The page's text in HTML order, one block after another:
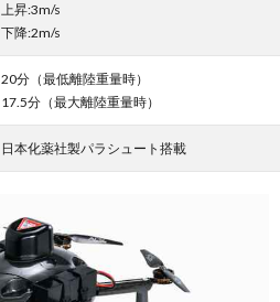
上昇:3m/s
下降:2m/s
20分（最低離陸重量時）
17.5分（最大離陸重量時）
日本化薬社製パラシュート搭載